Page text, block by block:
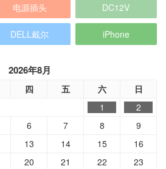
电源插头 DC12V
DELL戴尔 iPhone
2026年8月
四 五 六 日
1
2
6 7 8
9
13 14 15
16
20 21 22
23